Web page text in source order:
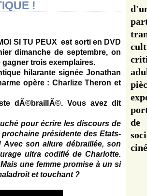
!
SI TU PEUX est sorti en DVD
dimanche de septembre, on
trois exemplaires.
hilarante signée Jonathan
opère : Charlize Theron et
pour écrire les discours de
présidente des Etats-
Avec son allure débraillée, son
ultra codifié de Charlotte.
une femme promise à un si
et touchant ?
de